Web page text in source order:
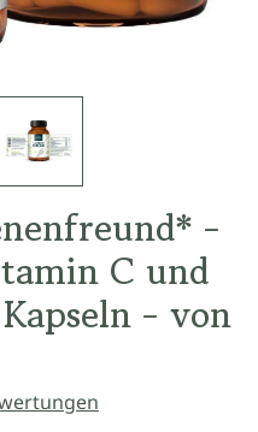
-
C und
- von